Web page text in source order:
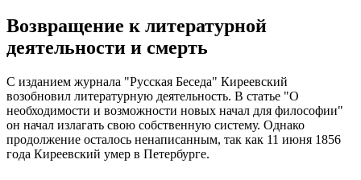
Возвращение к литературной
деятельности и смерть
С изданием журнала "Русская Беседа" Киреевский
возобновил литературную деятельность. В статье "О
необходимости и возможности новых начал для философии"
он начал излагать свою собственную систему. Однако
продолжение осталось ненаписанным, так как 11 июня 1856
года Киреевский умер в Петербурге.